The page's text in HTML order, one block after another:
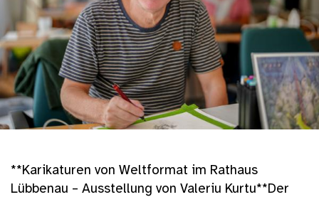
**Karikaturen von Weltformat im Rathaus
Lübbenau – Ausstellung von Valeriu Kurtu**Der